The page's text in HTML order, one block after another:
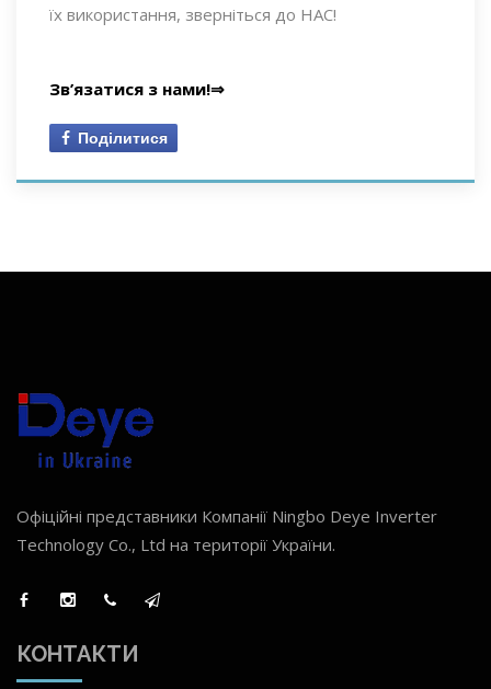
їх використання, зверніться до НАС!
Зв’язатися з нами!⇒
Поділитися
Офіційні представники Компанії Ningbo Deye Inverter
Technology Co., Ltd на території України.
КОНТАКТИ